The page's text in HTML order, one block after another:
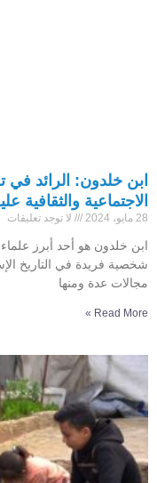
ابن خلدون: الرائد في
الاجتماعية والثقافية
28 مايو، 2024 لا توجد تعليقات
ابن خلدون هو أحد أبرز
شخصية فريدة في التاريخ
مجالات عدة ومنها
Read More »